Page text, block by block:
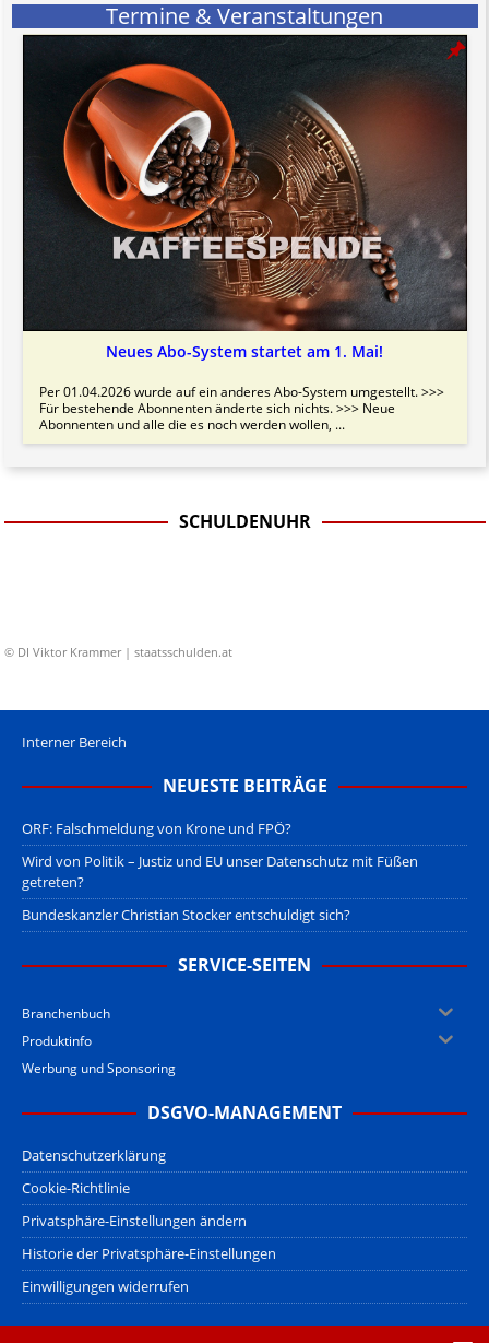
Termine & Veranstaltungen
Neues Abo-System startet am 1. Mai!
Per 01.04.2026 wurde auf ein anderes Abo-System umgestellt. >>>
Für bestehende Abonnenten änderte sich nichts. >>> Neue
Abonnenten und alle die es noch werden wollen, ...
SCHULDENUHR
© DI Viktor Krammer | staatsschulden.at
Interner Bereich
NEUESTE BEITRÄGE
ORF: Falschmeldung von Krone und FPÖ?
Wird von Politik – Justiz und EU unser Datenschutz mit Füßen
getreten?
Bundeskanzler Christian Stocker entschuldigt sich?
SERVICE-SEITEN
Branchenbuch
Produktinfo
Werbung und Sponsoring
DSGVO-MANAGEMENT
Datenschutzerklärung
Cookie-Richtlinie
Privatsphäre-Einstellungen ändern
Historie der Privatsphäre-Einstellungen
Einwilligungen widerrufen